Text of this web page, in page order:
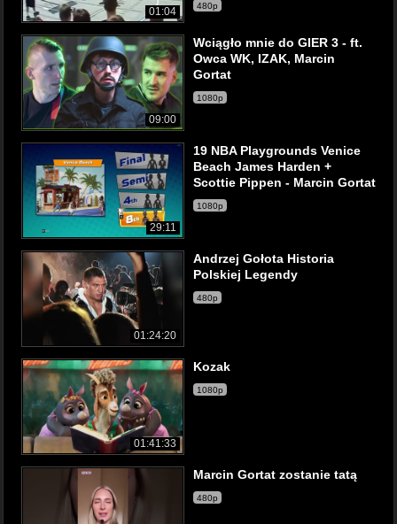
01:04 480p
09:00
Wciągło mnie do GIER 3 - ft.
Owca WK, IZAK, Marcin
Gortat
1080p
29:11
19 NBA Playgrounds Venice
Beach James Harden +
Scottie Pippen - Marcin Gortat
1080p
01:24:20
Andrzej Gołota Historia
Polskiej Legendy
480p
01:41:33
Kozak
1080p
Marcin Gortat zostanie tatą
480p